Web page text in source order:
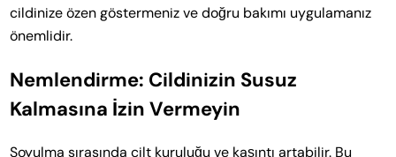
cildinize özen göstermeniz ve doğru bakımı uygulamanız
önemlidir.
Nemlendirme: Cildinizin Susuz
Kalmasına İzin Vermeyin
Soyulma sırasında cilt kuruluğu ve kaşıntı artabilir. Bu